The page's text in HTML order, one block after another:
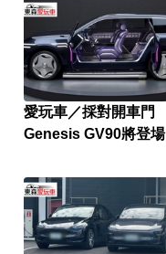
愛玩車／採對開車門
Genesis GV90將登場